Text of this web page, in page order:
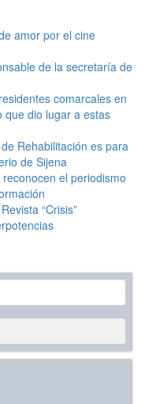
amor por el cine
de la secretaría de
comarcales en
que dio lugar a estas
Rehabilitación es para
de Sijena
el periodismo
“Crisis”